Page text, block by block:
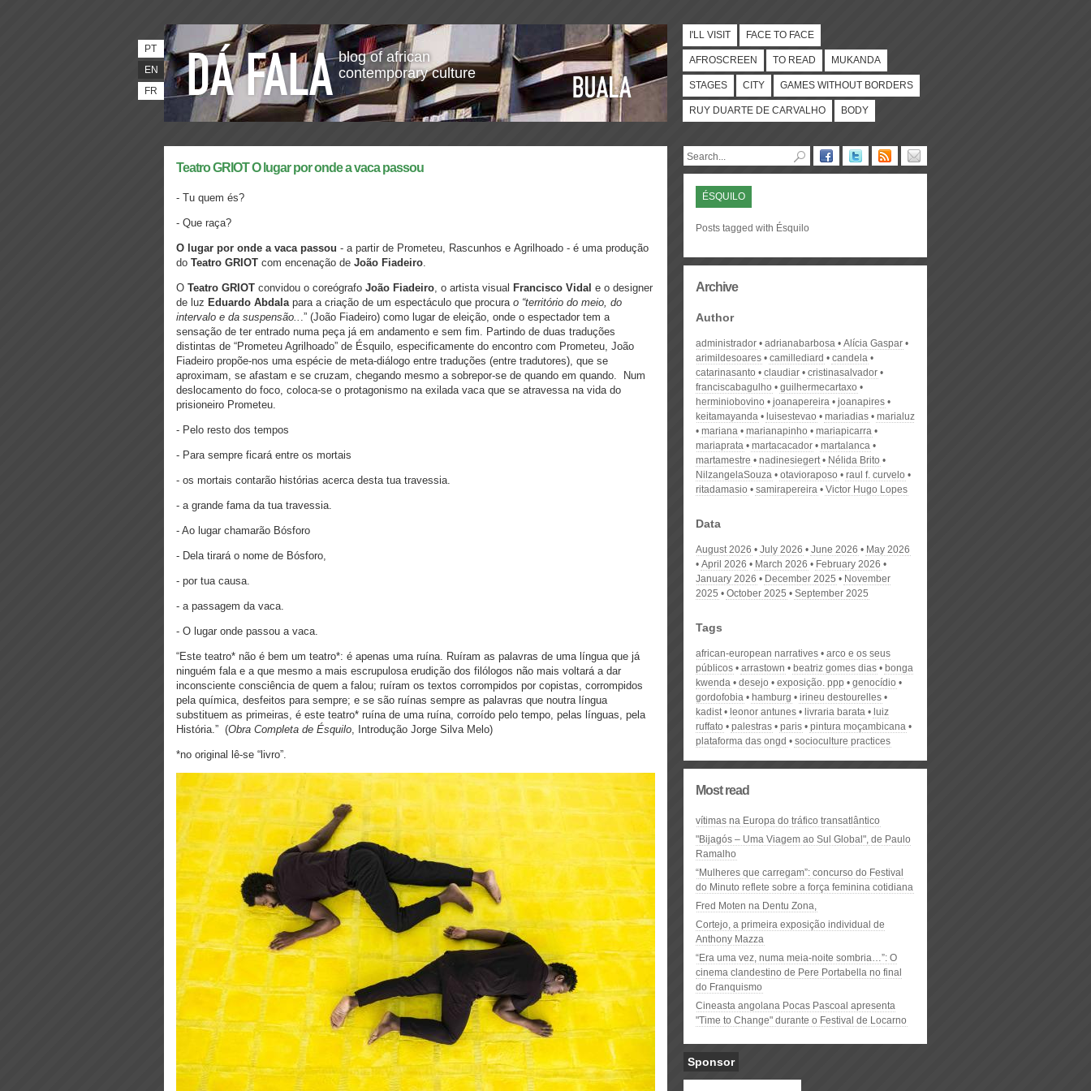
blog of african
contemporary culture
PT
EN
FR
I'LL VISIT FACE TO FACE
AFROSCREEN TO READ MUKANDA
STAGES CITY GAMES WITHOUT BORDERS
RUY DUARTE DE CARVALHO BODY
Teatro GRIOT O lugar por onde a vaca passou
- Tu quem és?
- Que raça?
O lugar por onde a vaca passou - a partir de Prometeu, Rascunhos e Agrilhoado - é uma produção
do Teatro GRIOT com encenação de João Fiadeiro.
O Teatro GRIOT convidou o coreógrafo João Fiadeiro, o artista visual Francisco Vidal e o designer
de luz Eduardo Abdala para a criação de um espectáculo que procura o “território do meio, do
intervalo e da suspensão.. .” (João Fiadeiro) como lugar de eleição, onde o espectador tem a
sensação de ter entrado numa peça já em andamento e sem fim. Partindo de duas traduções
distintas de “Prometeu Agrilhoado” de Ésquilo, especificamente do encontro com Prometeu, João
Fiadeiro propõe-nos uma espécie de meta-diálogo entre traduções (entre tradutores), que se
aproximam, se afastam e se cruzam, chegando mesmo a sobrepor-se de quando em quando. Num
deslocamento do foco, coloca-se o protagonismo na exilada vaca que se atravessa na vida do
prisioneiro Prometeu.
- Pelo resto dos tempos
- Para sempre ficará entre os mortais
- os mortais contarão histórias acerca desta tua travessia.
- a grande fama da tua travessia.
- Ao lugar chamarão Bósforo
- Dela tirará o nome de Bósforo,
- por tua causa.
- a passagem da vaca.
- O lugar onde passou a vaca.
“Este teatro* não é bem um teatro*: é apenas uma ruína. Ruíram as palavras de uma língua que já
ninguém fala e a que mesmo a mais escrupulosa erudição dos filólogos não mais voltará a dar
inconsciente consciência de quem a falou; ruíram os textos corrompidos por copistas, corrompidos
pela química, desfeitos para sempre; e se são ruínas sempre as palavras que noutra língua
substituem as primeiras, é este teatro* ruína de uma ruína, corroído pelo tempo, pelas línguas, pela
História.” (Obra Completa de Ésquilo, Introdução Jorge Silva Melo)
*no original lê-se “livro”.
ÉSQUILO
Posts tagged with Ésquilo
Archive
Author
administrador adrianabarbosa
Alícia Gaspar
arimildesoares
camillediard
candela
catarinasanto
claudiar
cristinasalvador
franciscabagulho
guilhermecartaxo
herminiobovino
joanapereira
joanapires
keitamayanda
luisestevao mariadias
marialuz
mariana
marianapinho
mariapicarra
mariaprata
martacacador
martalanca
martamestre
nadinesiegert
Nélida Brito
NilzangelaSouza
otavioraposo
raul f. curvelo
ritadamasio
samirapereira Victor Hugo Lopes
Data
August 2026 July 2026 June 2026
May 2026
April 2026
March 2026
February 2026
January 2026
December 2025
November
2025
October 2025 September 2025
Tags
african-european narratives
arco e os seus
públicos
arrastown beatriz gomes dias
bonga
kwenda
desejo exposição. ppp
genocídio
gordofobia
hamburg
irineu destourelles
kadist
leonor antunes livraria barata
luiz
ruffato
palestras paris
pintura moçambicana
plataforma das ongd
socioculture practices
Most read
vítimas na Europa do tráfico transatlântico
"Bijagós – Uma Viagem ao Sul Global", de Paulo
Ramalho
“Mulheres que carregam”: concurso do Festival
do Minuto reflete sobre a força feminina cotidiana
Fred Moten na Dentu Zona,
Cortejo, a primeira exposição individual de
Anthony Mazza
“Era uma vez, numa meia-noite sombria…”: O
cinema clandestino de Pere Portabella no final
do Franquismo
Cineasta angolana Pocas Pascoal apresenta
"Time to Change" durante o Festival de Locarno
Sponsor